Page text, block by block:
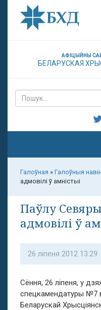
АФІЦЫЙНЫ
БЕЛАРУСКАЯ
Галоўная » Галоўныя
адмовілі ў амністыі
Паўлу
адмовілі ў
26 ліпеня 2012 13:29
Сёння, 26 ліпеня, у
спецкамендатуры №7
Беларускай